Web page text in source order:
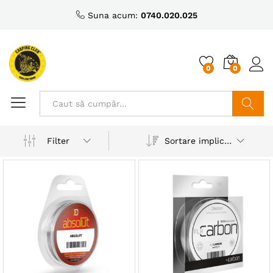
Suna acum: 0740.020.025
0 0
Filter
Sortare implicită